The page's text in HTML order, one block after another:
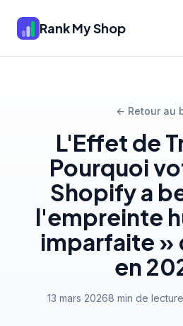
Rank My Shop
← Retour au
L'Effet de
Pourquoi
Shopify a
l'empreinte
imparfaite »
en
13 mars 20268 min de lecture